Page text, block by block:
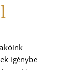
igénybe